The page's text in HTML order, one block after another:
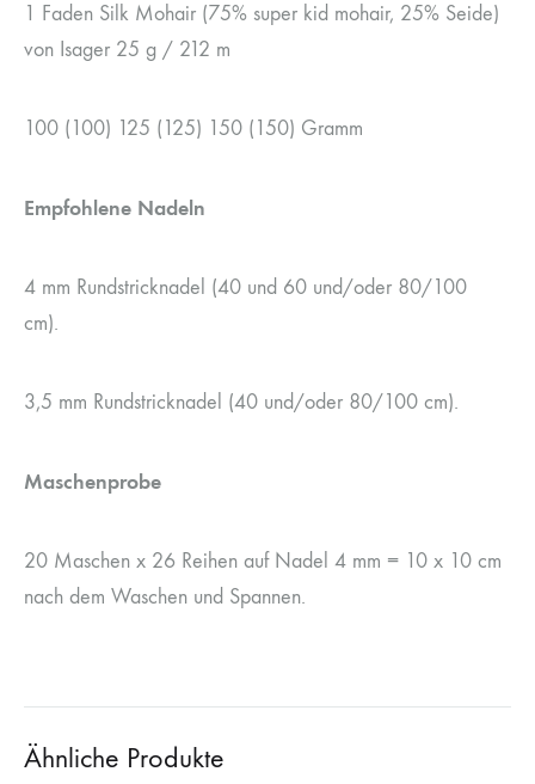
1 Faden Silk Mohair (75% super kid mohair, 25% Seide)
von Isager 25 g / 212 m
100 (100) 125 (125) 150 (150) Gramm
Empfohlene Nadeln
4 mm Rundstricknadel (40 und 60 und/oder 80/100
cm).
3,5 mm Rundstricknadel (40 und/oder 80/100 cm).
Maschenprobe
20 Maschen x 26 Reihen auf Nadel 4 mm = 10 x 10 cm
nach dem Waschen und Spannen.
Ähnliche Produkte